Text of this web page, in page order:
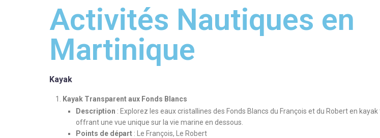
Activités Nautiques en
Martinique
Kayak
Kayak Transparent aux Fonds Blancs
Description : Explorez les eaux cristallines des Fonds Blancs du François et du Robert en
offrant une vue unique sur la vie marine en dessous.
Points de départ : Le François, Le Robert